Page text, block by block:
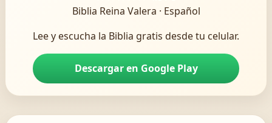
Biblia Reina Valera · Español
Lee y escucha la Biblia gratis desde tu celular.
Descargar en Google Play